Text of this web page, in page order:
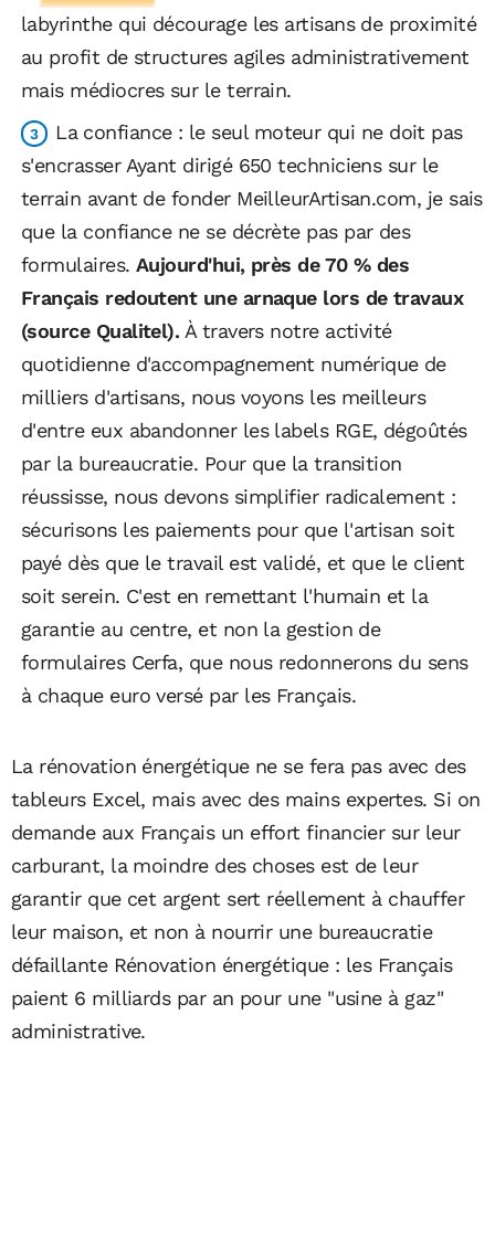
labyrinthe qui décourage les artisans de proximité
au profit de structures agiles administrativement
mais médiocres sur le terrain.
La confiance : le seul moteur qui ne doit pas
s'encrasser Ayant dirigé 650 techniciens sur le
terrain avant de fonder MeilleurArtisan.com, je sais
que la confiance ne se décrète pas par des
formulaires. Aujourd'hui, près de 70 % des
Français redoutent une arnaque lors de travaux
(source Qualitel). À travers notre activité
quotidienne d'accompagnement numérique de
milliers d'artisans, nous voyons les meilleurs
d'entre eux abandonner les labels RGE, dégoûtés
par la bureaucratie. Pour que la transition
réussisse, nous devons simplifier radicalement :
sécurisons les paiements pour que l'artisan soit
payé dès que le travail est validé, et que le client
soit serein. C'est en remettant l'humain et la
garantie au centre, et non la gestion de
formulaires Cerfa, que nous redonnerons du sens
à chaque euro versé par les Français.
La rénovation énergétique ne se fera pas avec des
tableurs Excel, mais avec des mains expertes. Si on
demande aux Français un effort financier sur leur
carburant, la moindre des choses est de leur
garantir que cet argent sert réellement à chauffer
leur maison, et non à nourrir une bureaucratie
défaillante Rénovation énergétique : les Français
paient 6 milliards par an pour une "usine à gaz"
administrative.